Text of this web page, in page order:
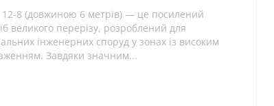
12-8 (довжиною 6 метрів) — це посилений
великого перерізу, розроблений для
інженерних споруд у зонах із високим
Завдяки значним...